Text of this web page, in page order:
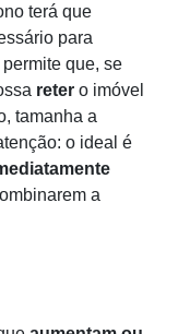
terá que
para
que, se
reter o imóvel
tamanha a
o ideal é
a